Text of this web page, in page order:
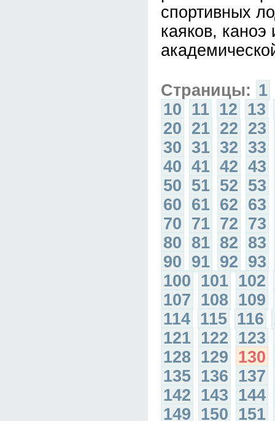
спортивных
каяков, каноэ
Страницы: 1
10 11 12 13
20 21 22 23
30 31 32 33
40 41 42 43
50 51 52 53
60 61 62 63
70 71 72 73
80 81 82 83
90 91 92 93
100 101 102
107 108 109
114 115 116
121 122 123
128 129 130
135 136 137
142 143 144
149 150 151